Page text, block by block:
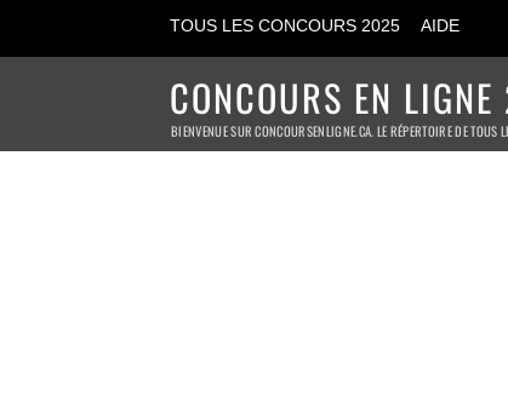
TOUS LES CONCOURS 2025 AIDE
CONCOURS EN
BIENVENUE SUR CONCOURSENLIGNE.CA. LE RÉPERTOIRE DE